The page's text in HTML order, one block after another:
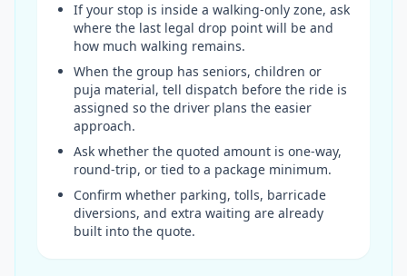
If your stop is inside a walking-only zone, ask
where the last legal drop point will be and
how much walking remains.
When the group has seniors, children or
puja material, tell dispatch before the ride is
assigned so the driver plans the easier
approach.
Ask whether the quoted amount is one-way,
round-trip, or tied to a package minimum.
Confirm whether parking, tolls, barricade
diversions, and extra waiting are already
built into the quote.